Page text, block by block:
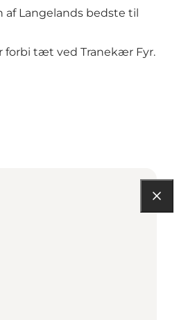
af Langelands bedste til
forbi tæt ved Tranekær Fyr.